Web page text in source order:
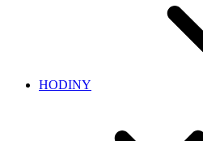
HODINY